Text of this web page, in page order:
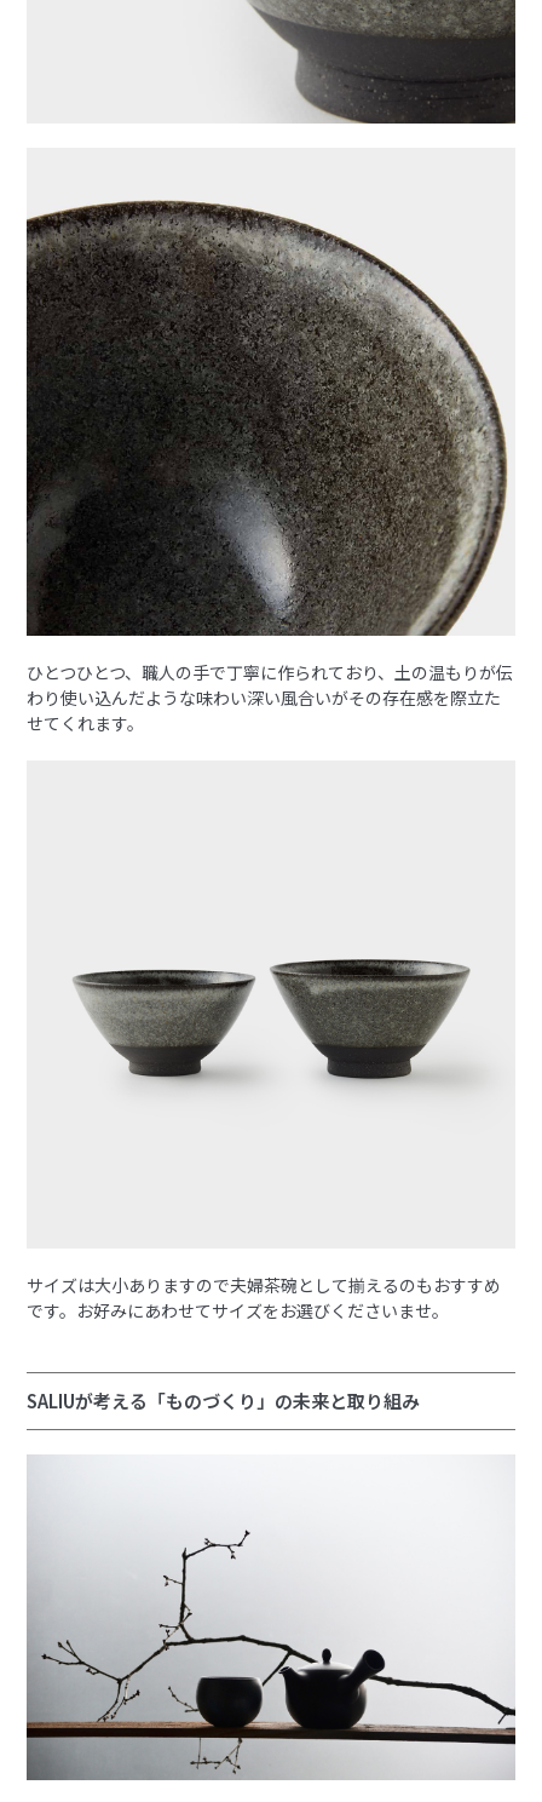
ひとつひとつ、職人の手で丁寧に作られており、土の温もりが伝
わり使い込んだような味わい深い風合いがその存在感を際立た
せてくれます。
サイズは大小ありますので夫婦茶碗として揃えるのもおすすめ
です。お好みにあわせてサイズをお選びくださいませ。
SALIUが考える「ものづくり」の未来と取り組み